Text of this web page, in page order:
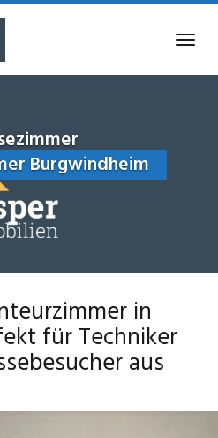
Burgwindheim
in
für Techniker
aus